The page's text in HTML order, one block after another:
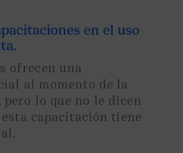
en el uso
ofrecen una
al momento de la
lo que no le dicen
capacitación tiene